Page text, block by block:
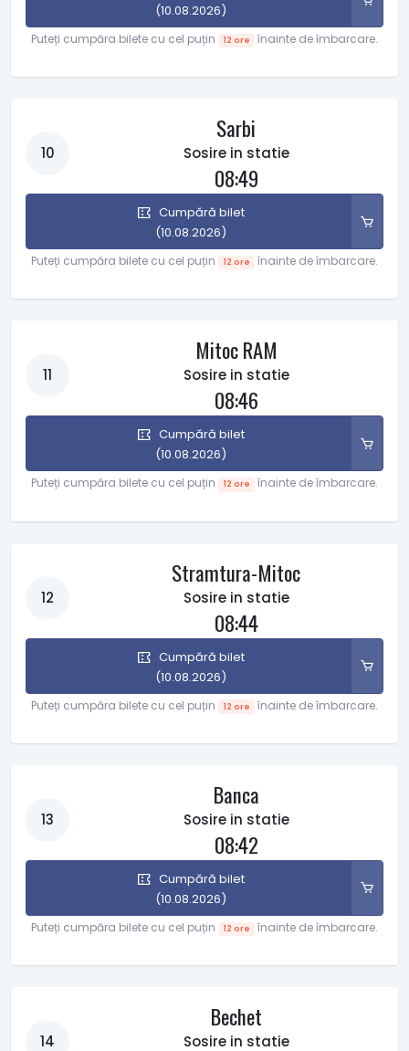
(10.08.2026)
Puteți cumpăra bilete cu cel puțin 12 ore înainte de îmbarcare.
10
Sarbi
Sosire in statie
08:49
Cumpără bilet
(10.08.2026)
Puteți cumpăra bilete cu cel puțin 12 ore înainte de îmbarcare.
11
Mitoc RAM
Sosire in statie
08:46
Cumpără bilet
(10.08.2026)
Puteți cumpăra bilete cu cel puțin 12 ore înainte de îmbarcare.
12
Stramtura-Mitoc
Sosire in statie
08:44
Cumpără bilet
(10.08.2026)
Puteți cumpăra bilete cu cel puțin 12 ore înainte de îmbarcare.
13
Banca
Sosire in statie
08:42
Cumpără bilet
(10.08.2026)
Puteți cumpăra bilete cu cel puțin 12 ore înainte de îmbarcare.
14
Bechet
Sosire in statie